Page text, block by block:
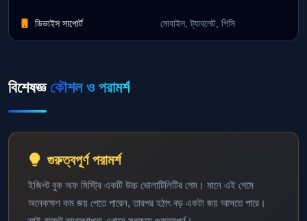
ডিভাইস সাপোর্ট মোবাইল, ট্যাবলেট, পিসি
বিশেষজ্ঞ কৌশল ও পরামর্শ
গুরুত্বপূর্ণ পরামর্শ
ইজিপ্ট বুক অফ মিস্ট্রি একটি উচ্চ ভোলাটিলিটির গেম। মানে এই গেমে
অনেকক্ষণ কম জয় পেতে পারেন, তারপর হঠাৎ বড় একটা জয় আসতে পারে।